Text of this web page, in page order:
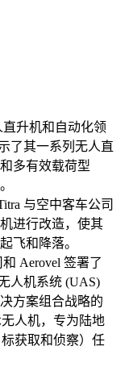
升机和自动化领
了其一系列无人直
多有效载荷型
与空中客车公司
进行改造，使其
飞和降落。
Aerovel 签署了
人机系统 (UAS)
方案组合战略的
人机，专为陆地
获取和侦察）任